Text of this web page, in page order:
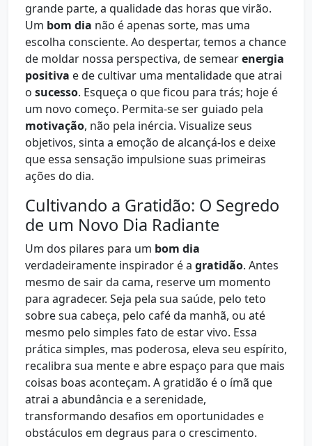
grande parte, a qualidade das horas que virão.
Um bom dia não é apenas sorte, mas uma
escolha consciente. Ao despertar, temos a chance
de moldar nossa perspectiva, de semearenergia
positiva e de cultivar uma mentalidade que atrai
o sucesso. Esqueça o que ficou para trás; hoje é
um novo começo. Permita-se ser guiado pela
motivação, não pela inércia. Visualize seus
objetivos, sinta a emoção de alcançá-los e deixe
que essa sensação impulsione suas primeiras
ações do dia.
Cultivando a Gratidão: O Segredo
de um Novo Dia Radiante
Um dos pilares para um bom dia
verdadeiramente inspirador é a gratidão. Antes
mesmo de sair da cama, reserve um momento
para agradecer. Seja pela sua saúde, pelo teto
sobre sua cabeça, pelo café da manhã, ou até
mesmo pelo simples fato de estar vivo. Essa
prática simples, mas poderosa, eleva seu espírito,
recalibra sua mente e abre espaço para que mais
coisas boas aconteçam. A gratidão é o ímã que
atrai a abundância e a serenidade,
transformando desafios em oportunidades e
obstáculos em degraus para o crescimento.